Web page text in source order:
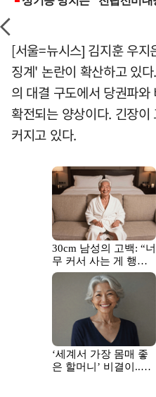
[서울=뉴시스] 김지훈 우
징계' 논란이 확산하고 있
의 대결 구도에서 당권파
확전되는 양상이다. 긴장
커지고 있다.